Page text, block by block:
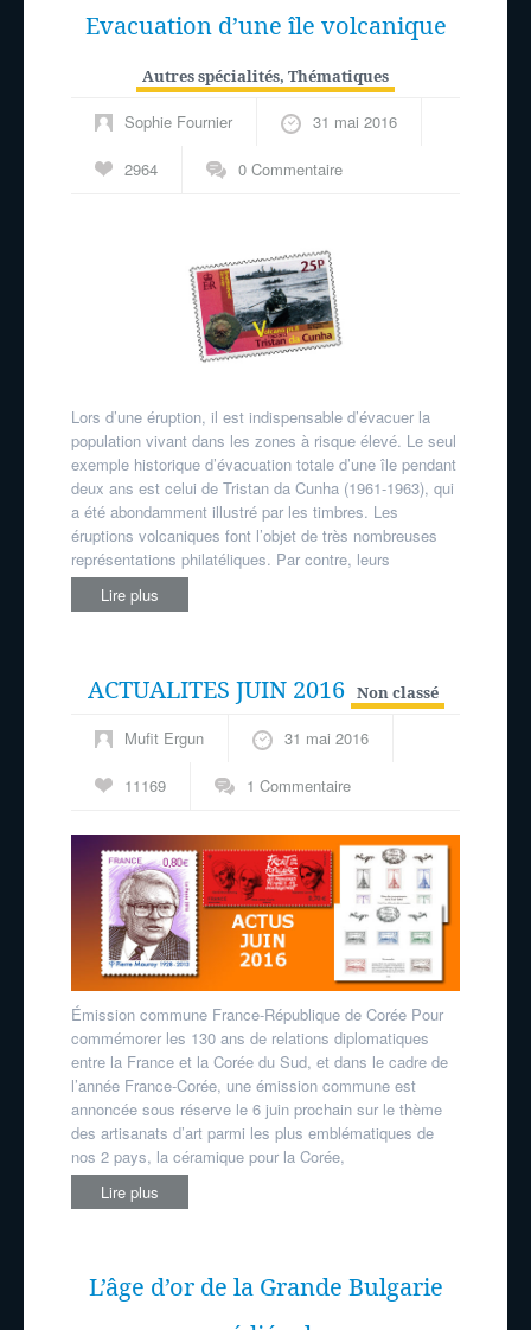
Evacuation d’une île volcanique
Autres spécialités, Thématiques
Sophie Fournier 31 mai 2016
2964 0 Commentaire
Lors d’une éruption, il est indispensable d’évacuer la
population vivant dans les zones à risque élevé. Le seul
exemple historique d’évacuation totale d’une île pendant
deux ans est celui de Tristan da Cunha (1961-1963), qui
a été abondamment illustré par les timbres. Les
éruptions volcaniques font l’objet de très nombreuses
représentations philatéliques. Par contre, leurs
Lire plus
ACTUALITES JUIN 2016 Non classé
Mufit Ergun 31 mai 2016
11169 1 Commentaire
Émission commune France-République de Corée Pour
commémorer les 130 ans de relations diplomatiques
entre la France et la Corée du Sud, et dans le cadre de
l’année France-Corée, une émission commune est
annoncée sous réserve le 6 juin prochain sur le thème
des artisanats d’art parmi les plus emblématiques de
nos 2 pays, la céramique pour la Corée,
Lire plus
L’âge d’or de la Grande Bulgarie